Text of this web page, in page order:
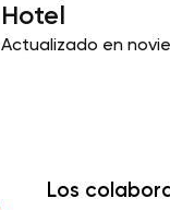
Hotel
Actualizado en
Los